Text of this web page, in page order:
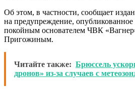
Об этом, в частности, сообщает
на предупреждение,
покойным основателем ЧВК
Пригожиным.
Читайте также: Брюссель
дронов» из-за случаев с